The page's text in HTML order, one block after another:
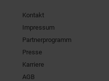
Kontakt
Impressum
Partnerprogramm
Presse
Karriere
AGB